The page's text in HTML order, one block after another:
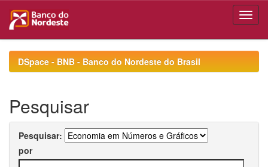
navigationDSpace - BNB - Banco do Nordeste do Brasil
Pesquisar
Pesquisar:
por